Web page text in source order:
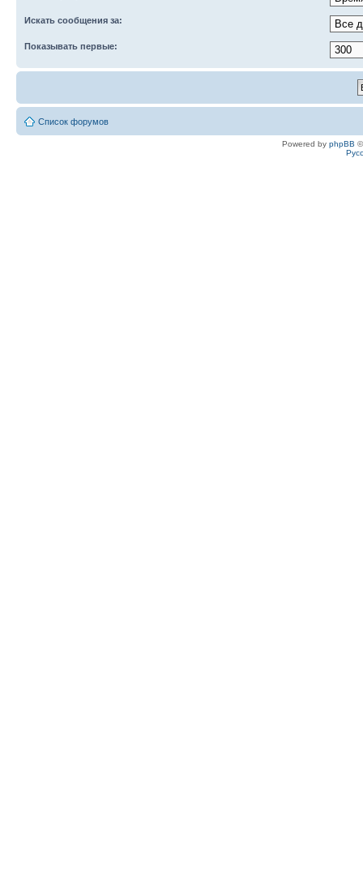
Искать сообщения за:
Показывать первые:
Список форумов
Powered by phpBB